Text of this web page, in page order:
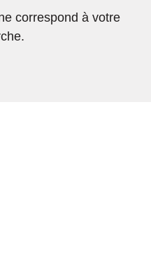
correspond à votre